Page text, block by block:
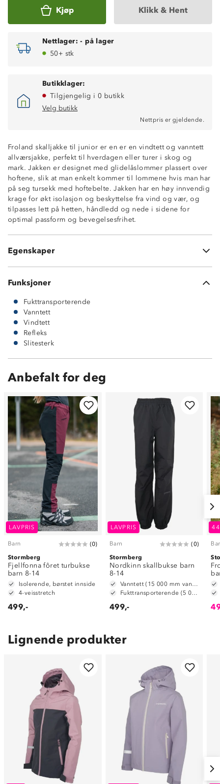
Kjøp Klikk & Hent
Nettlager: - på lager
50+ stk
Butikklager:
Tilgjengelig i 0 butikk
Velg butikk
Nettpris er gjeldende.
Froland skalljakke til junior er en er en vindtett og vanntett
allværsjakke, perfekt til hverdagen eller turer i skog og
mark. Jakken er designet med glidelåslommer plassert over
hoftene, slik at man enkelt kommer til lommene hvis man har
på seg tursekk med hoftebelte. Jakken har en høy innvendig
krage for økt isolasjon og beskyttelse fra vind og vær, og
tilpasses lett på hetten, håndledd og nede i sidene for
optimal passform og bevegelsesfrihet.
Egenskaper
ProreTex®-membran
Vindtett
Meshfôr
To glidelåslommer tilpasset hoftebelte
Avtagbar hette med justering rundt ansikt og i bakhodet
Enhåndsstramming nederst i sidene
Borrelåsjustering rundt håndledd
Hakebeskytter på glidelås
Refleksstripe på erme
Funksjoner
Fukttransporterende
Vanntett
Vindtett
Refleks
Slitesterk
Anbefalt for deg
LAVPRIS
Barn (0)
Stormberg
Fjellfonna fôret turbukse
barn 8-14
Isolerende, børstet innside
4-veisstretch
499,-
LAVPRIS
Barn (0)
Stormberg
Nordkinn skallbukse barn
8-14
499,-
Lignende produkter